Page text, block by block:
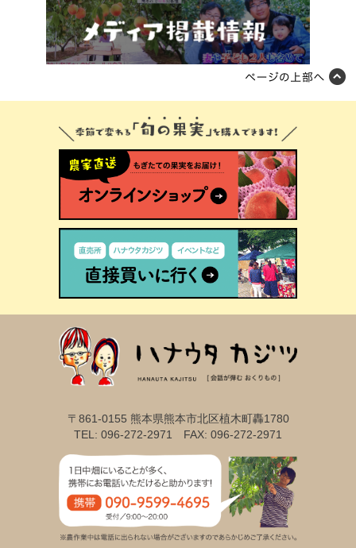
〒861-0155 熊本県熊本市北区植木町轟1780
TEL: 096-272-2971 FAX: 096-272-2971